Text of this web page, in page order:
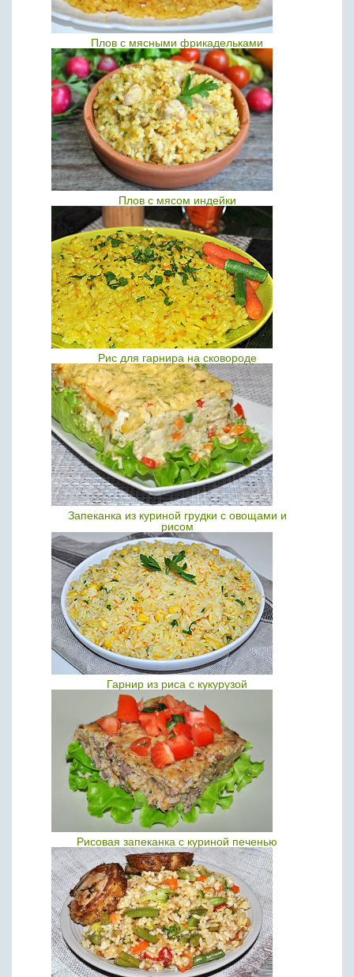
Плов с мясными фрикадельками
Плов с мясом индейки
Рис для гарнира на сковороде
Запеканка из куриной грудки с овощами и
рисом
Гарнир из риса с кукурузой
Рисовая запеканка с куриной печенью